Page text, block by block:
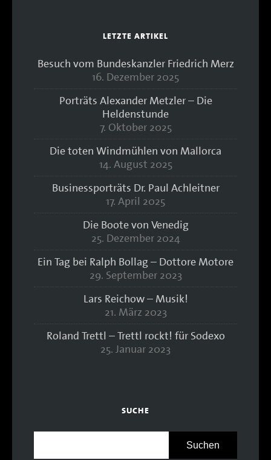
LETZTE ARTIKEL
Besuch vom Bundeskanzler Friedrich Merz
16. Dezember 2025
Porträts Alexander Metzler – Die
Heldenstunde
7. Oktober 2025
Die toten Windmühlen von Mallorca
14. August 2025
Businessporträts Dr. Paul Achleitner
17. April 2025
Die Boote von Venedig
25. Dezember 2024
Ein Tag bei Ralph Bollag – Dottore Motore
29. September 2023
Lars Reichow – Musik!
21. März 2023
Roland Trettl – Trettl rockt! für Sodexo
25. Januar 2023
SUCHE